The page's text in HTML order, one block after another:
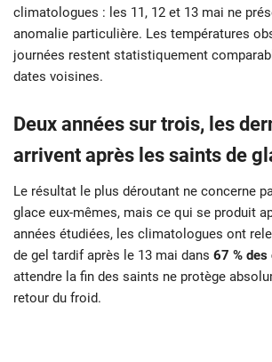
climatologues : les 11, 12 et 13 mai ne
anomalie particulière. Les températures
journées restent statistiquement
dates voisines.
Deux années sur trois, les
arrivent après les saints de
Le résultat le plus déroutant ne concerne
glace eux-mêmes, mais ce qui se produit
années étudiées, les climatologues ont
de gel tardif après le 13 mai dans 67 % des
attendre la fin des saints ne protège
retour du froid.